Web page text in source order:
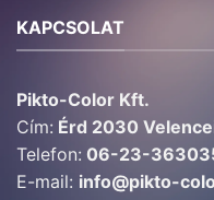
KAPCSOLAT
Pikto-Color Kft.
Cím: Érd 2030
Telefon: 06-23-
E-mail: info@pikto-